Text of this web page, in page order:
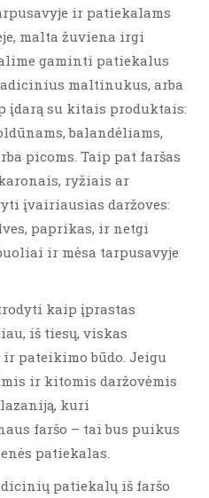
ir patiekalams
malta žuviena irgi
gaminti patiekalus
maltinukus, arba
įdarą su kitais produktais:
balandėliams,
picoms. Taip pat faršas
ryžiais ar
įvairiausias daržoves:
paprikas, ir netgi
ir mėsa tarpusavyje
kaip įprastas
iš tiesų, viskas
pateikimo būdo. Jeigu
ir kitomis daržovėmis
kuri
faršo – tai bus puikus
patiekalas.
patiekalų iš faršo